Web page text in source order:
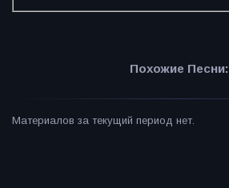
Похожие Песни:
Материалов за текущий период нет.